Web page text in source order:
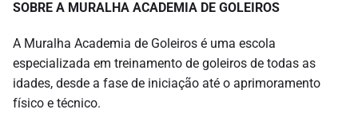
SOBRE A MURALHA ACADEMIA DE GOLEIROS
A Muralha Academia de Goleiros é uma escola
especializada em treinamento de goleiros de todas as
idades, desde a fase de iniciação até o aprimoramento
físico e técnico.